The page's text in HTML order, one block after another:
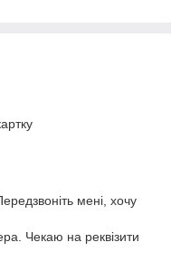
мені, хочу
Чекаю на реквізити